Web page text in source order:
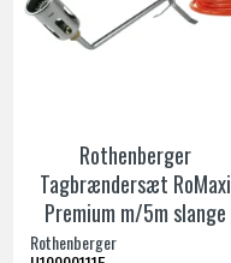
Rothenberger
Tagbrændersæt RoMaxi
Premium m/5m slange
Rothenberger